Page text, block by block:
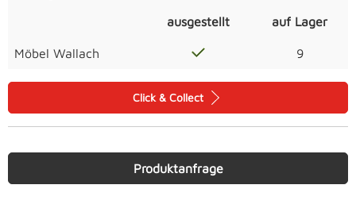
ausgestellt auf Lager
Möbel Wallach 9
Click & Collect
Produktanfrage